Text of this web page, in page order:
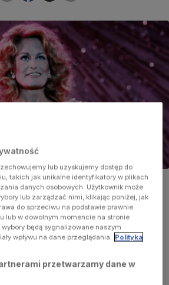
blondyneczka, śpiewająca, jako
chociaż Francuzką nie jest. Sylvie
to Bułgarka ormiańskiego
przebój wyśpiewała w 1961 roku,
"Francuski łącznik" proponuje
lub uzyskujemy dostęp do
takich jak unikalne identyfikatory w plikach
danych osobowych. Użytkownik może
lub zarządzać nimi, klikając poniżej, jak
do sprzeciwu na podstawie prawnie
lub w dowolnym momencie na stronie
będą sygnalizowane naszym
wpływu na dane przeglądania. Polityka
przetwarzamy dane w